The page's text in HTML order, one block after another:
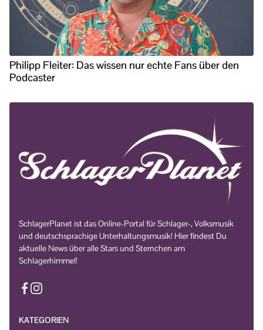
Philipp Fleiter: Das wissen nur echte Fans über den
Podcaster
SchlagerPlanet ist das Online-Portal für Schlager-, Volksmusik
und deutschsprachige Unterhaltungsmusik! Hier findest Du
aktuelle News über alle Stars und Sternchen am
Schlagerhimmel!
KATEGORIEN